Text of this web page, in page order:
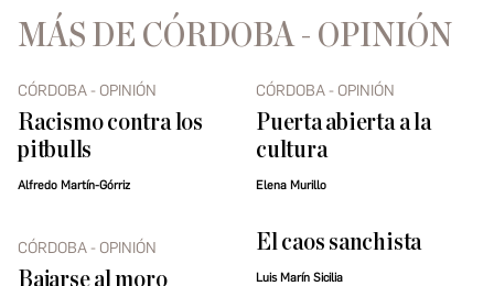
MÁS DE CÓRDOBA - OPINIÓN
CÓRDOBA - OPINIÓN
Racismo contra los
pitbulls
Alfredo Martín-Górriz
CÓRDOBA - OPINIÓN
Puerta abierta a la
cultura
Elena Murillo
CÓRDOBA - OPINIÓN
Bajarse al moro
El caos sanchista
Luis Marín Sicilia